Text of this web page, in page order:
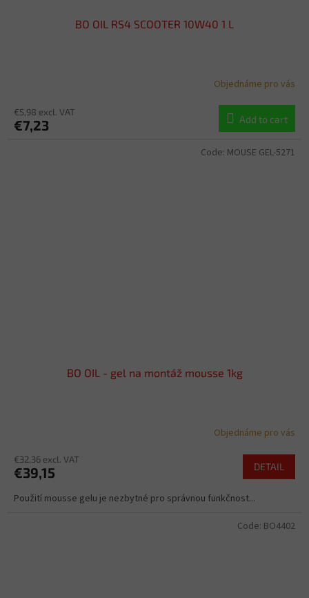
BO OIL RS4 SCOOTER 10W40 1 L
Objednáme pro vás
€5,98 excl. VAT
€7,23 Add to cart
BO OIL - gel na montáž mousse 1kg
Objednáme pro vás
€32,36 excl. VAT
€39,15 DETAIL
Použití mousse gelu je nezbytné pro správnou funkčnost...
Code: MOUSE GEL-5271
Code: BO4402